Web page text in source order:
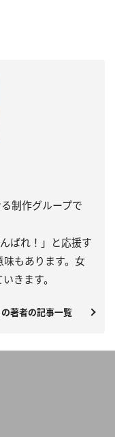
制作グループで
ばれ！」と応援す
もあります。女
きます。
の著者の記事一覧